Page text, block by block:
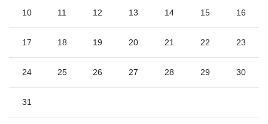
10 11 12 13 14 15 16
17 18 19 20 21 22 23
24 25 26 27 28 29 30
31